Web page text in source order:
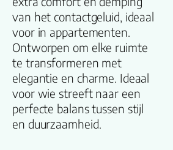
van het contactgeluid, ideaal
voor in appartementen.
Ontworpen om elke ruimte
te transformeren met
elegantie en charme. Ideaal
voor wie streeft naar een
perfecte balans tussen stijl
en duurzaamheid.